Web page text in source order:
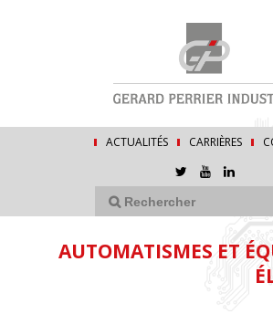
ACTUALITÉS CARRIÈRES
AUTOMATISMES ET